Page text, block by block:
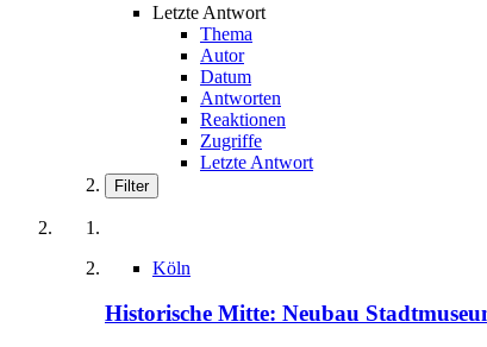
Letzte Antwort
Thema
Autor
Datum
Antworten
Reaktionen
Zugriffe
Letzte Antwort
Filter
Köln
Historische Mitte: Neubau